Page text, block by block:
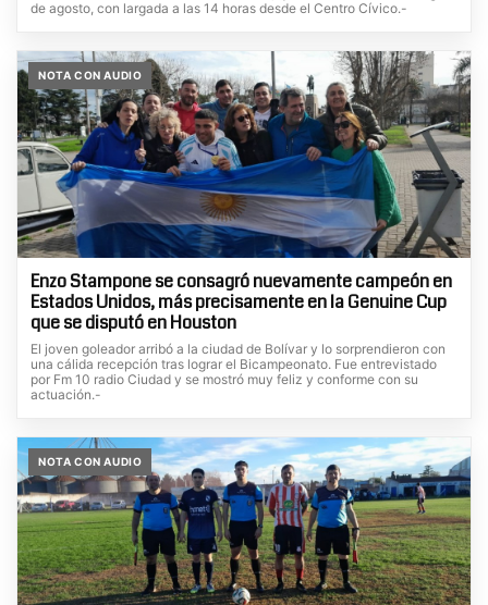
de agosto, con largada a las 14 horas desde el Centro Cívico.-
NOTA CON AUDIO
Enzo Stampone se consagró nuevamente campeón en
Estados Unidos, más precisamente en la Genuine Cup
que se disputó en Houston
El joven goleador arribó a la ciudad de Bolívar y lo sorprendieron con
una cálida recepción tras lograr el Bicampeonato. Fue entrevistado
por Fm 10 radio Ciudad y se mostró muy feliz y conforme con su
actuación.-
NOTA CON AUDIO